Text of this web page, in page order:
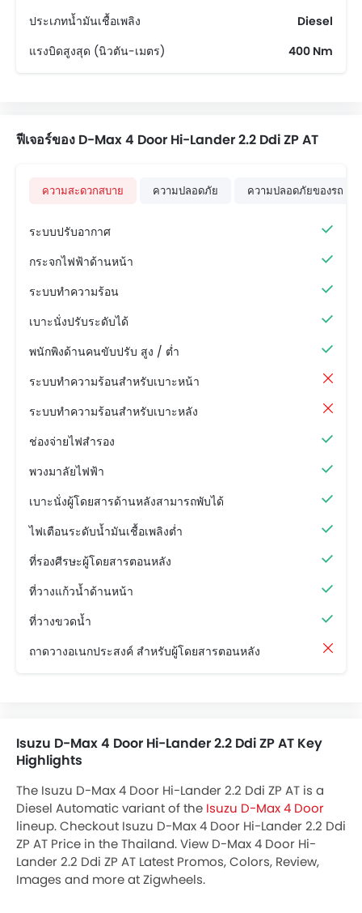
ประเภทน้ำมันเชื้อเพลิง
Diesel
แรงบิดสูงสุด (นิวตัน-เมตร)
400 Nm
ฟีเจอร์ของ D-Max 4 Door Hi-Lander 2.2 Ddi ZP AT
ความสะดวกสบาย ความปลอดภัย ความปลอดภัยของรถ
ระบบปรับอากาศ
กระจกไฟฟ้าด้านหน้า
ระบบทำความร้อน
เบาะนั่งปรับระดับได้
พนักพิงด้านคนขับปรับ สูง / ต่ำ
ระบบทำความร้อนสำหรับเบาะหน้า
ระบบทำความร้อนสำหรับเบาะหลัง
ช่องจ่ายไฟสำรอง
พวงมาลัยไฟฟ้า
เบาะนั่งผู้โดยสารด้านหลังสามารถพับได้
ไฟเตือนระดับน้ำมันเชื้อเพลิงต่ำ
ที่รองศีรษะผู้โดยสารตอนหลัง
ที่วางแก้วน้ำด้านหน้า
ที่วางขวดน้ำ
ถาดวางอเนกประสงค์ สำหรับผู้โดยสารตอนหลัง
Isuzu D-Max 4 Door Hi-Lander 2.2 Ddi ZP AT Key
Highlights
The Isuzu D-Max 4 Door Hi-Lander 2.2 Ddi ZP AT is a
Diesel Automatic variant of the Isuzu D-Max 4 Door
lineup. Checkout Isuzu D-Max 4 Door Hi-Lander 2.2 Ddi
ZP AT Price in the Thailand. View D-Max 4 Door Hi-
Lander 2.2 Ddi ZP AT Latest Promos, Colors, Review,
Images and more at Zigwheels.